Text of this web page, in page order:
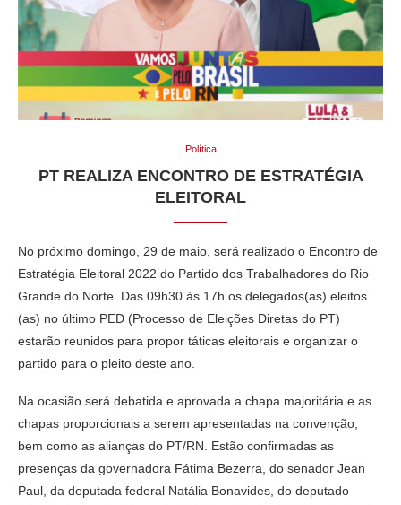
Política
PT REALIZA ENCONTRO DE ESTRATÉGIA
ELEITORAL
No próximo domingo, 29 de maio, será realizado o Encontro de
Estratégia Eleitoral 2022 do Partido dos Trabalhadores do Rio
Grande do Norte. Das 09h30 às 17h os delegados(as) eleitos
(as) no último PED (Processo de Eleições Diretas do PT)
estarão reunidos para propor táticas eleitorais e organizar o
partido para o pleito deste ano.
Na ocasião será debatida e aprovada a chapa majoritária e as
chapas proporcionais a serem apresentadas na convenção,
bem como as alianças do PT/RN. Estão confirmadas as
presenças da governadora Fátima Bezerra, do senador Jean
Paul, da deputada federal Natália Bonavides, do deputado